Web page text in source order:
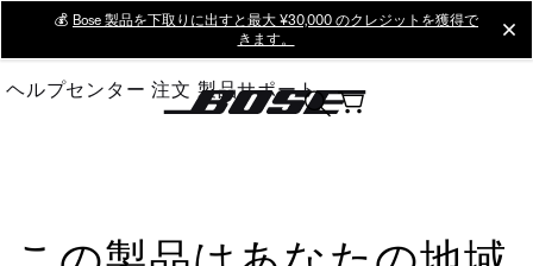
Main
💰 Bose 製品を下取りに出すと最大 ¥30,000 のクレジットを獲得で
きます。
ヘルプセンター 注文 製品サポート
この製品はあなたの地域